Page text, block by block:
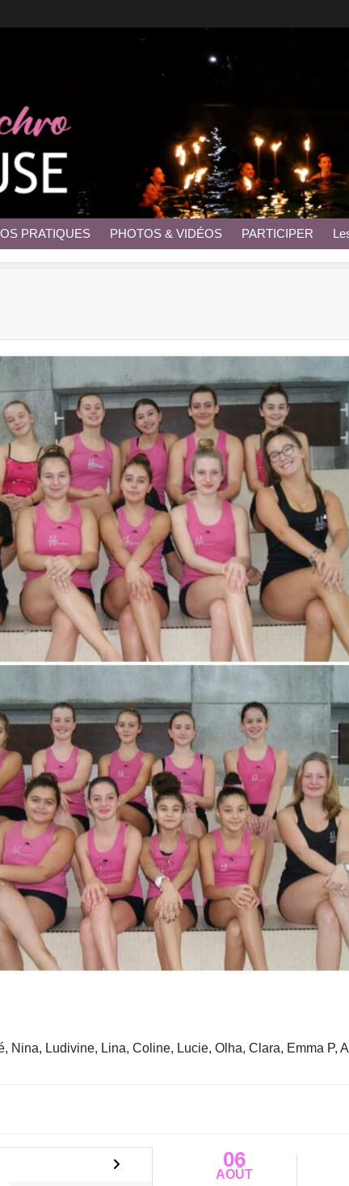
PRATIQUES PHOTOS & VIDÉOS PARTICIPER
Ludivine, Lina, Coline, Lucie, Olha, Clara, Emma P,
06
AOÛT